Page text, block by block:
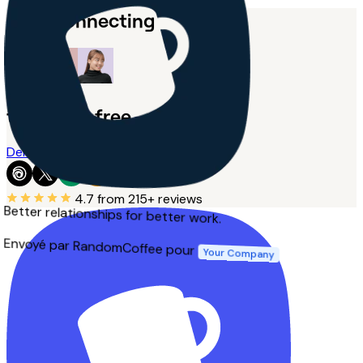
Better relationships for better work.
Envoyé par RandomCoffee pour Your Company
Start connecting
today, for free.
Demander une démo
4.7 from 215+ reviews